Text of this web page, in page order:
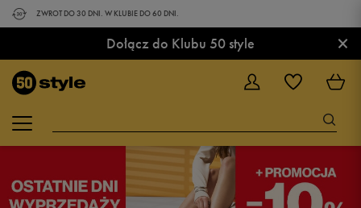
ZWROT DO 30 DNI. W KLUBIE DO 60 DNI.
Dołącz do Klubu 50 style ×